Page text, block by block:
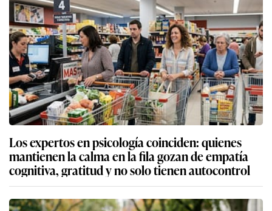
Los expertos en psicología coinciden: quienes
mantienen la calma en la fila gozan de empatía
cognitiva, gratitud y no solo tienen autocontrol